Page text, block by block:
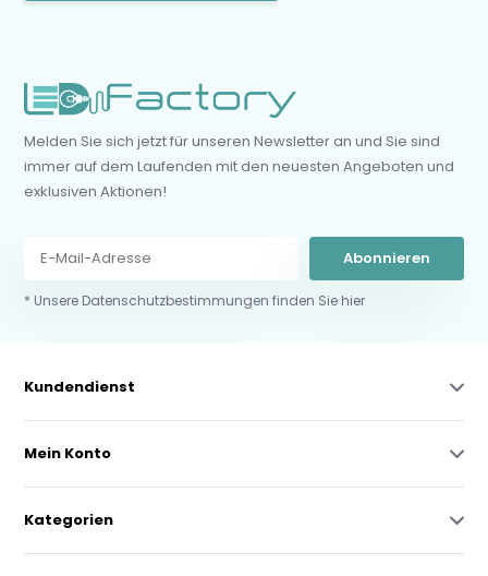
Melden Sie sich jetzt für unseren Newsletter an und Sie sind
immer auf dem Laufenden mit den neuesten Angeboten und
exklusiven Aktionen!
Abonnieren
* Unsere Datenschutzbestimmungen finden Sie hier
Kundendienst
Mein Konto
Kategorien